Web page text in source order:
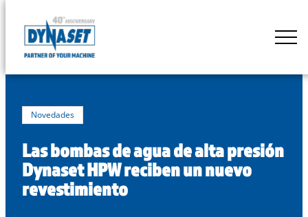
content
DYNASET
Novedades
Las bombas de agua de alta presión
Dynaset HPW reciben un nuevo
revestimiento